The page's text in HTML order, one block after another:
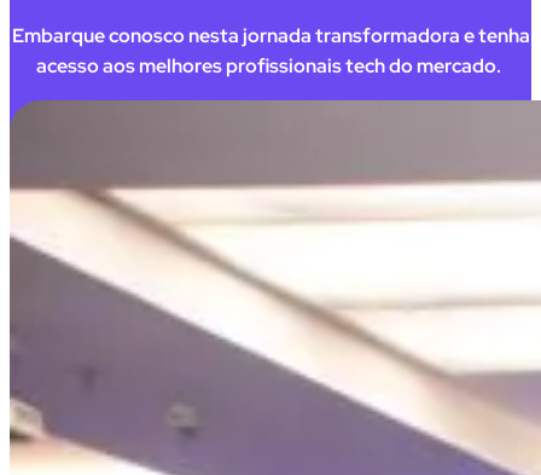
Embarque conosco nesta jornada transformadora e tenha
acesso aos melhores profissionais tech do mercado.